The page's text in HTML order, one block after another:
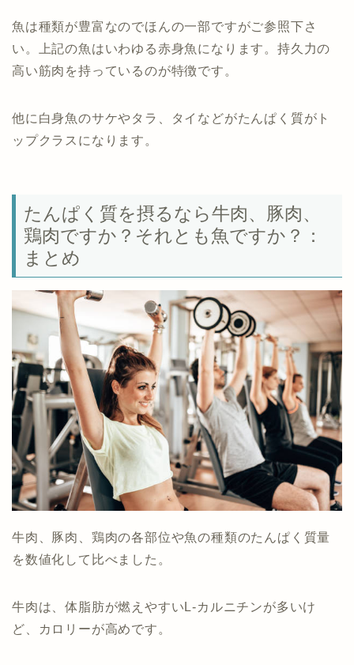
魚は種類が豊富なのでほんの一部ですがご参照下さ
い。上記の魚はいわゆる赤身魚になります。持久力の
高い筋肉を持っているのが特徴です。
他に白身魚のサケやタラ、タイなどがたんぱく質がト
ップクラスになります。
たんぱく質を摂るなら牛肉、豚肉、
鶏肉ですか？それとも魚ですか？：
まとめ
牛肉、豚肉、鶏肉の各部位や魚の種類のたんぱく質量
を数値化して比べました。
牛肉は、体脂肪が燃えやすいL-カルニチンが多いけ
ど、カロリーが高めです。